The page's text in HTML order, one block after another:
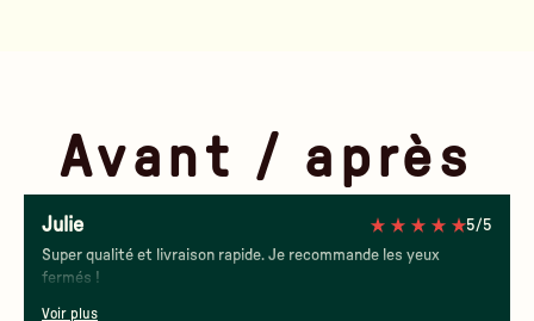
Avant / après
Jour Nuit
Julie
5/5
Super qualité et livraison rapide. Je recommande les yeux
fermés !
Voir plus